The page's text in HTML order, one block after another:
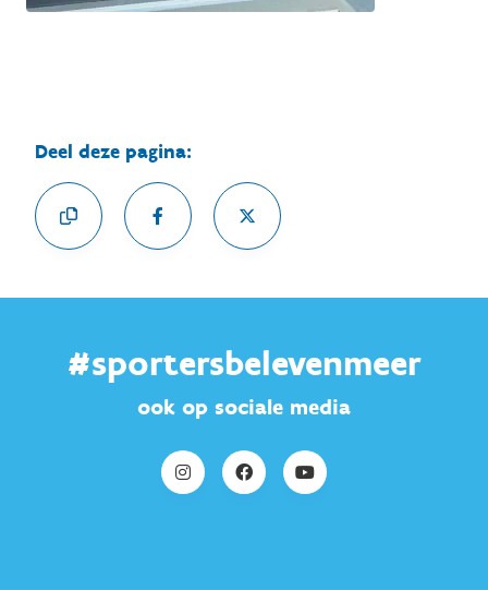
Deel deze pagina:
#sportersbelevenmeer
ook op sociale media